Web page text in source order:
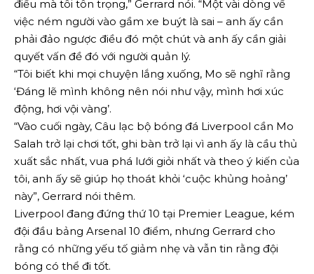
điều mà tôi tôn trọng,” Gerrard nói. “Một vài dòng về
việc ném người vào gầm xe buýt là sai – anh ấy cần
phải đảo ngược điều đó một chút và anh ấy cần giải
quyết vấn đề đó với người quản lý.
“Tôi biết khi mọi chuyện lắng xuống, Mo sẽ nghĩ rằng
‘Đáng lẽ mình không nên nói như vậy, mình hơi xúc
động, hơi vội vàng’.
“Vào cuối ngày, Câu lạc bộ bóng đá Liverpool cần Mo
Salah trở lại chơi tốt, ghi bàn trở lại vì anh ấy là cầu thủ
xuất sắc nhất, vua phá lưới giỏi nhất và theo ý kiến ​​​​của
tôi, anh ấy sẽ giúp họ thoát khỏi ‘cuộc khủng hoảng’
này”, Gerrard nói thêm.
Liverpool đang đứng thứ 10 tại Premier League, kém
đội đầu bảng Arsenal 10 điểm, nhưng Gerrard cho
rằng có những yếu tố giảm nhẹ và vẫn tin rằng đội
bóng có thể đi tốt.